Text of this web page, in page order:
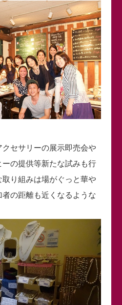
クセサリーの展示即売会や
の提供等新たな試みも行
り組みは場がぐっと華や
の距離も近くなるような